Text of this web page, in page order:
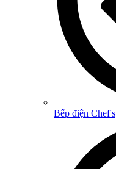
Bếp điện Chef's